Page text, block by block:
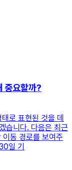
중요할까?
로 표현된 것을 데
습니다. 다음은 최근
이동 경로를 보여주
일 기